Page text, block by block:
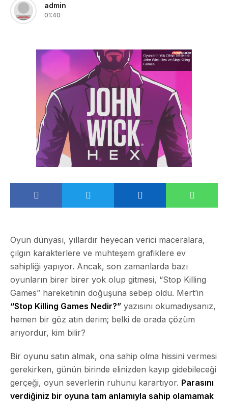
admin
01:40
Oyun dünyası, yıllardır heyecan verici maceralara,
çılgın karakterlere ve muhteşem grafiklere ev
sahipliği yapıyor. Ancak, son zamanlarda bazı
oyunların birer birer yok olup gitmesi, “Stop Killing
Games” hareketinin doğuşuna sebep oldu. Mert’in
“Stop Killing Games Nedir?” yazısını okumadıysanız,
hemen bir göz atın derim; belki de orada çözüm
arıyordur, kim bilir?
Bir oyunu satın almak, ona sahip olma hissini vermesi
gerekirken, günün birinde elinizden kayıp gidebileceği
gerçeği, oyun severlerin ruhunu karartıyor. Parasını
verdiğiniz bir oyuna tam anlamıyla sahip olamamak